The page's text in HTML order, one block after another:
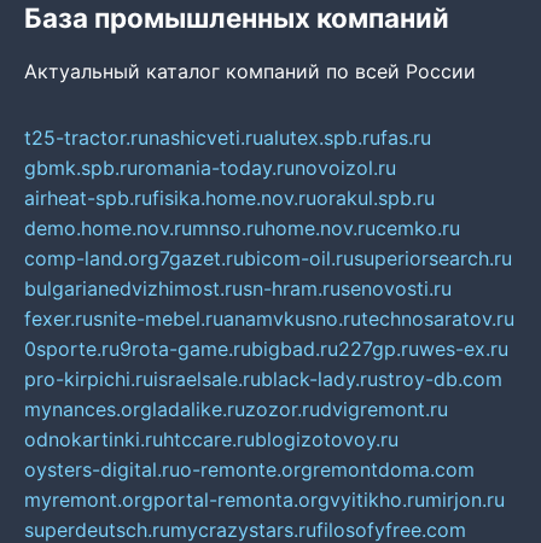
База промышленных компаний
Актуальный каталог компаний по всей России
t25-tractor.runashicveti.rualutex.spb.rufas.ru
gbmk.spb.ruromania-today.runovoizol.ru
airheat-spb.rufisika.home.nov.ruorakul.spb.ru
demo.home.nov.rumnso.ruhome.nov.rucemko.ru
comp-land.org7gazet.rubicom-oil.rusuperiorsearch.ru
bulgarianedvizhimost.rusn-hram.rusenovosti.ru
fexer.rusnite-mebel.ruanamvkusno.rutechnosaratov.ru
0sporte.ru9rota-game.rubigbad.ru227gp.ruwes-ex.ru
pro-kirpichi.ruisraelsale.rublack-lady.rustroy-db.com
mynances.orgladalike.ruzozor.rudvigremont.ru
odnokartinki.ruhtccare.rublogizotovoy.ru
oysters-digital.ruo-remonte.orgremontdoma.com
myremont.orgportal-remonta.orgvyitikho.rumirjon.ru
superdeutsch.rumycrazystars.rufilosofyfree.com